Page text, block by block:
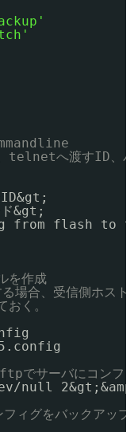
へ渡すID、パ
&gt;
from flash to
を作成
合、受信側ホスト
く。
.config
サーバにコンフィ
null
グをバックアップ